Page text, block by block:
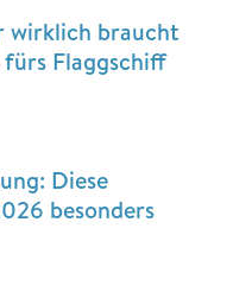
wirklich braucht
Flaggschiff
Diese
besonders